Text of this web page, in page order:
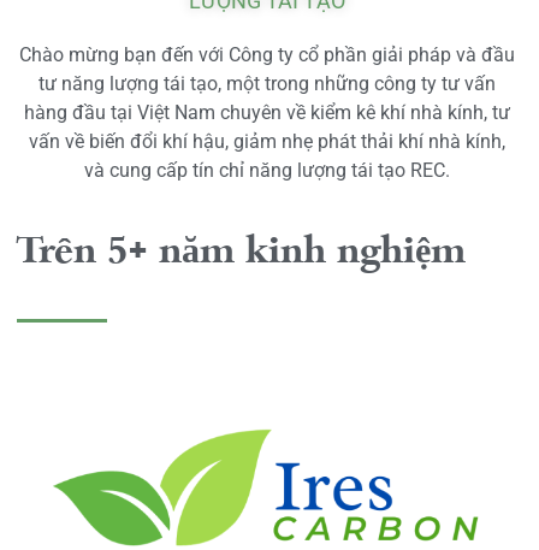
Chào mừng bạn đến với Công ty cổ phần giải pháp và đầu
tư năng lượng tái tạo, một trong những công ty tư vấn
hàng đầu tại Việt Nam chuyên về kiểm kê khí nhà kính, tư
vấn về biến đổi khí hậu, giảm nhẹ phát thải khí nhà kính,
và cung cấp tín chỉ năng lượng tái tạo REC.
Trên 5+ năm kinh nghiệm